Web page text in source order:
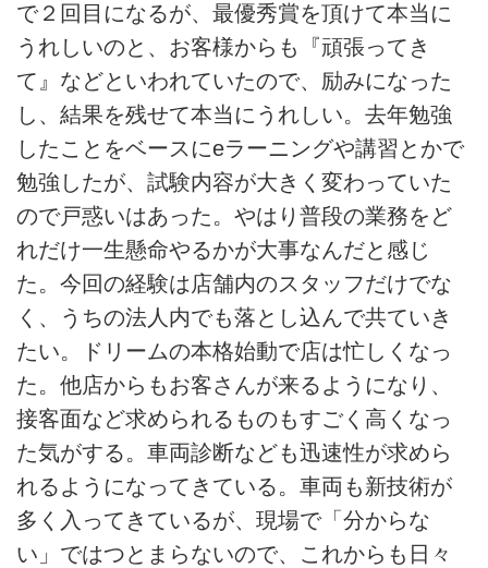
で２回目になるが、最優秀賞を頂けて本当に
うれしいのと、お客様からも『頑張ってき
て』などといわれていたので、励みになった
し、結果を残せて本当にうれしい。去年勉強
したことをベースにeラーニングや講習とかで
勉強したが、試験内容が大きく変わっていた
ので戸惑いはあった。やはり普段の業務をど
れだけ一生懸命やるかが大事なんだと感じ
た。今回の経験は店舗内のスタッフだけでな
く、うちの法人内でも落とし込んで共ていき
たい。ドリームの本格始動で店は忙しくなっ
た。他店からもお客さんが来るようになり、
接客面など求められるものもすごく高くなっ
た気がする。車両診断なども迅速性が求めら
れるようになってきている。車両も新技術が
多く入ってきているが、現場で「分からな
い」ではつとまらないので、これからも日々